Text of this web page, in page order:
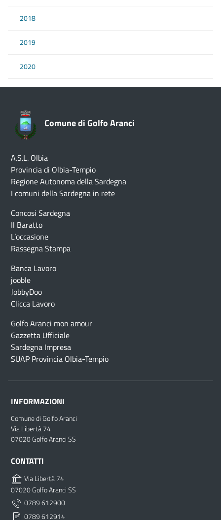
2018
2019
2020
Comune di Golfo Aranci
A.S.L. Olbia
Provincia di Olbia-Tempio
Regione Autonoma della Sardegna
I comuni della Sardegna in rete
Concosi Sardegna
Il Baratto
L’occasione
Rassegna Stampa
Banca Lavoro
jooble
JobbyDoo
Clicca Lavoro
Golfo Aranci mon amour
Gazzetta Ufficiale
Sardegna Impresa
SUAP Provincia Olbia-Tempio
INFORMAZIONI
Comune di Golfo Aranci
Via Libertà 74
07020 Golfo Aranci SS
CONTATTI
Via Libertà 74
07020 Golfo Aranci SS
0789 612900
0789 612914